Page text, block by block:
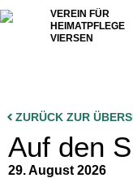
VEREIN FÜR
HEIMATPFLEGE
VIERSEN
ZURÜCK ZUR
Auf den
29. August 2026